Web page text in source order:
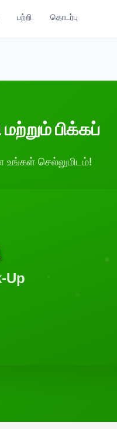
பற்றி தொடர்பு
பிக்கப்
உங்கள் செல்லுமிடம்!
Up